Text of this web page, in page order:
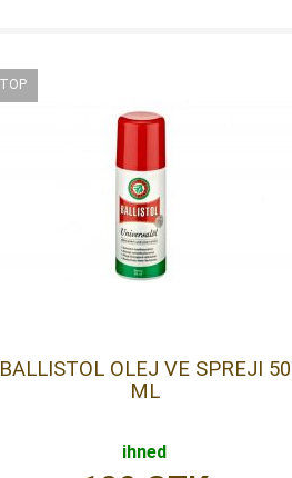
BALLISTOL OLEJ VE SPREJI 50
ML
ihned